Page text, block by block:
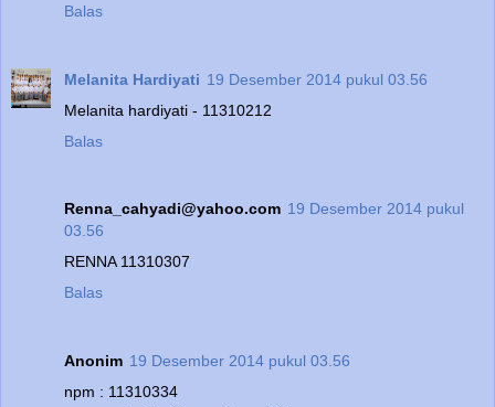
Balas
Melanita Hardiyati 19 Desember 2014 pukul 03.56
Melanita hardiyati - 11310212
Balas
Renna_cahyadi@yahoo.com 19 Desember 2014 pukul
03.56
RENNA 11310307
Balas
Anonim 19 Desember 2014 pukul 03.56
npm : 11310334